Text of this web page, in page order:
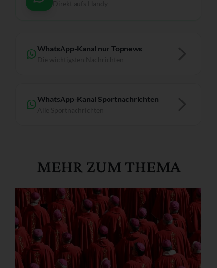
WhatsApp-Kanal nur Topnews
WhatsApp-Kanal Sportnachrichten
MEHR ZUM THEMA